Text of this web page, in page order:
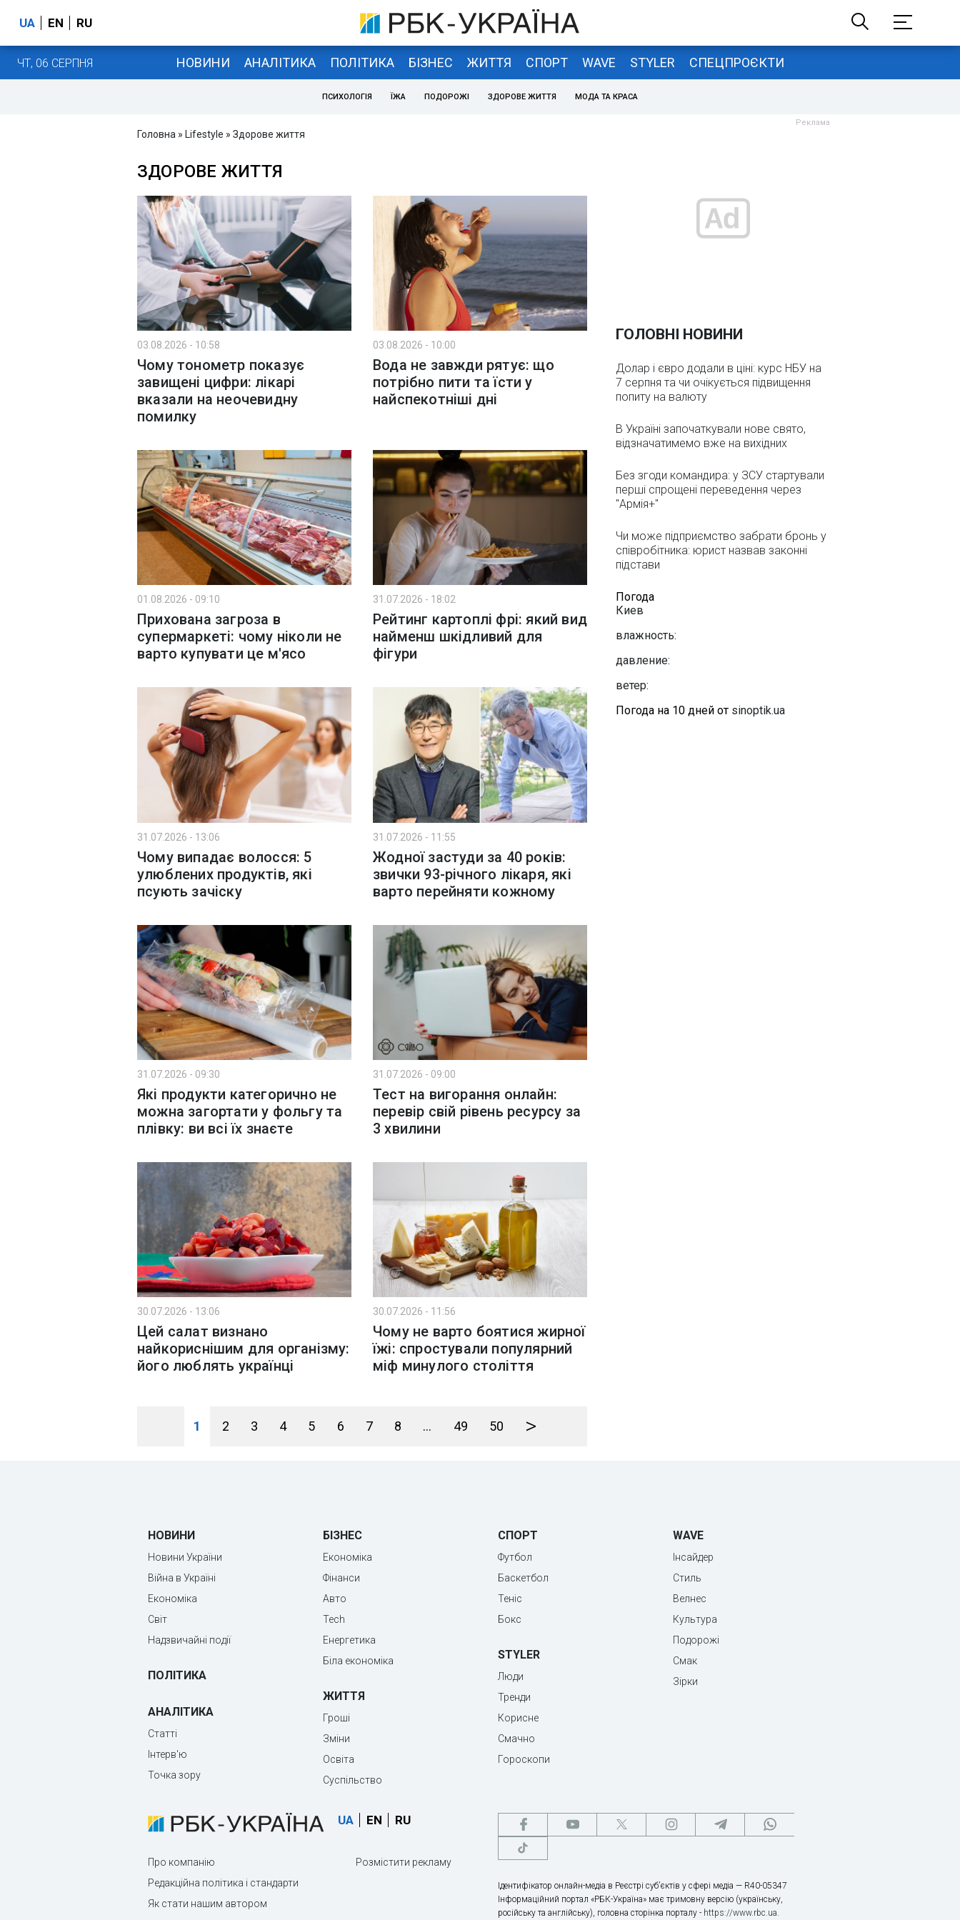
UA EN RU
ЧТ, 06 СЕРПНЯ НОВИНИ АНАЛІТИКА ПОЛІТИКА БІЗНЕС ЖИТТЯ СПОРТ WAVE STYLER СПЕЦПРОЄКТИ
ПСИХОЛОГІЯ ЇЖА ПОДОРОЖІ ЗДОРОВЕ ЖИТТЯ МОДА ТА КРАСА
Головна » Lifestyle » Здорове життя
ЗДОРОВЕ ЖИТТЯ
03.08.2026 - 10:58
Чому тонометр показує
завищені цифри: лікарі
вказали на неочевидну
помилку
03.08.2026 - 10:00
Вода не завжди рятує: що
потрібно пити та їсти у
найспекотніші дні
01.08.2026 - 09:10
Прихована загроза в
супермаркеті: чому ніколи не
варто купувати це м'ясо
31.07.2026 - 18:02
Рейтинг картоплі фрі: який вид
найменш шкідливий для
фігури
31.07.2026 - 13:06
Чому випадає волосся: 5
улюблених продуктів, які
псують зачіску
31.07.2026 - 11:55
Жодної застуди за 40 років:
звички 93-річного лікаря, які
варто перейняти кожному
31.07.2026 - 09:30
Які продукти категорично не
можна загортати у фольгу та
плівку: ви всі їх знаєте
31.07.2026 - 09:00
Тест на вигорання онлайн:
перевір свій рівень ресурсу за
3 хвилини
30.07.2026 - 13:06
Цей салат визнано
найкориснішим для організму:
його люблять українці
30.07.2026 - 11:56
Чому не варто боятися жирної
їжі: спростували популярний
міф минулого століття
1 2 3 4 5 6 7 8 ... 49 50 >
ГОЛОВНІ НОВИНИ
Долар і євро додали в ціні: курс НБУ на
7 серпня та чи очікується підвищення
попиту на валюту
В Україні започаткували нове свято,
відзначатимемо вже на вихідних
Без згоди командира: у ЗСУ стартували
перші спрощені переведення через
"Армія+"
Чи може підприємство забрати бронь у
співробітника: юрист назвав законні
підстави
Погода
Киев
влажность:
давление:
ветер:
Погода на 10 дней от sinoptik.ua
НОВИНИ
Новини України
Війна в Україні
Економіка
Світ
Надзвичайні події
ПОЛІТИКА
АНАЛІТИКА
Статті
Інтерв'ю
Точка зору
БІЗНЕС
Економіка
Фінанси
Авто
Tech
Енергетика
Біла економіка
ЖИТТЯ
Гроші
Зміни
Освіта
Суспільство
СПОРТ
Футбол
Баскетбол
Теніс
Бокс
STYLER
Люди
Тренди
Корисне
Смачно
Гороскопи
WAVE
Інсайдер
Стиль
Велнес
Культура
Подорожі
Смак
Зірки
UA EN RU
Про компанію
Редакційна політика і стандарти
Як стати нашим автором
Розмістити рекламу
Ідентифікатор онлайн-медіа в Реєстрі суб’єктів у сфері медіа — R40-05347
Інформаційний портал «РБК-Україна» має тримовну версію (українську,
російську та англійську), головна сторінка порталу - https://www.rbc.ua.